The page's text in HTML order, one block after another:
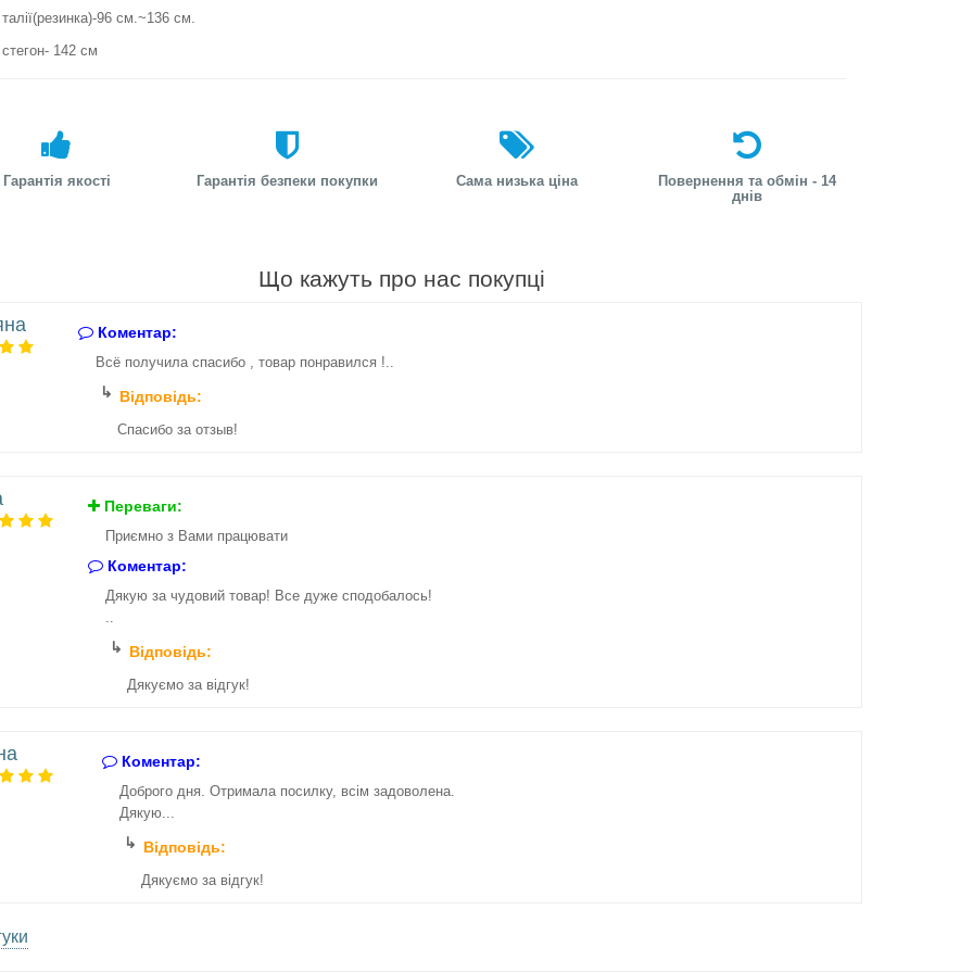
96 см.~136 см.
142 см
Гарантія якості Гарантія безпеки покупки Сама низька ціна
Повернення та обмін - 14
днів
Що кажуть про нас покупці
Коментар:
Всё получила спасибо , товар понравился !..
Відповідь:
Спасибо за отзыв!
Переваги:
Приємно з Вами працювати
Коментар:
Дякую за чудовий товар! Все дуже сподобалось!
Відповідь:
Дякуємо за відгук!
Коментар:
Доброго дня. Отримала посилку, всім задоволена.
Дякую...
Відповідь:
Дякуємо за відгук!